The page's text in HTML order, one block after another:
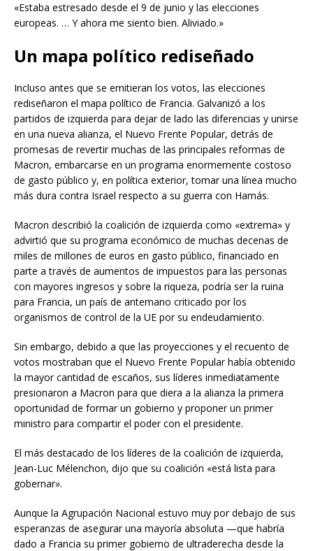
«Estaba estresado desde el 9 de junio y las elecciones
europeas. … Y ahora me siento bien. Aliviado.»
Un mapa político rediseñado
Incluso antes que se emitieran los votos, las elecciones
rediseñaron el mapa político de Francia. Galvanizó a los
partidos de izquierda para dejar de lado las diferencias y unirse
en una nueva alianza, el Nuevo Frente Popular, detrás de
promesas de revertir muchas de las principales reformas de
Macron, embarcarse en un programa enormemente costoso
de gasto público y, en política exterior, tomar una línea mucho
más dura contra Israel respecto a su guerra con Hamás.
Macron describió la coalición de izquierda como «extrema» y
advirtió que su programa económico de muchas decenas de
miles de millones de euros en gasto público, financiado en
parte a través de aumentos de impuestos para las personas
con mayores ingresos y sobre la riqueza, podría ser la ruina
para Francia, un país de antemano criticado por los
organismos de control de la UE por su endeudamiento.
Sin embargo, debido a que las proyecciones y el recuento de
votos mostraban que el Nuevo Frente Popular había obtenido
la mayor cantidad de escaños, sus líderes inmediatamente
presionaron a Macron para que diera a la alianza la primera
oportunidad de formar un gobierno y proponer un primer
ministro para compartir el poder con el presidente.
El más destacado de los líderes de la coalición de izquierda,
Jean-Luc Mélenchon, dijo que su coalición «está lista para
gobernar».
Aunque la Agrupación Nacional estuvo muy por debajo de sus
esperanzas de asegurar una mayoría absoluta —que habría
dado a Francia su primer gobierno de ultraderecha desde la